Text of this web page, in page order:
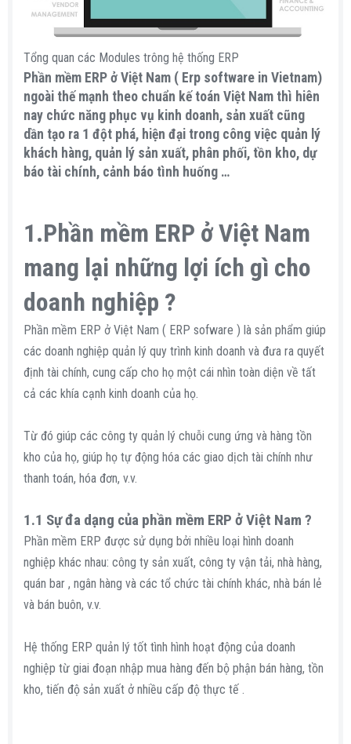
Tổng quan các Modules trông hệ thống ERP
Phần mềm ERP ở Việt Nam ( Erp software in Vietnam)
ngoài thế mạnh theo chuẩn kế toán Việt Nam thì hiên
nay chức năng phục vụ kinh doanh, sản xuất cũng
dần tạo ra 1 đột phá, hiện đại trong công việc quản lý
khách hàng, quản lý sản xuất, phân phối, tồn kho, dự
báo tài chính, cảnh báo tình huống …​
1.Phần mềm ERP ở Việt Nam
mang lại những lợi ích gì cho
doanh nghiệp ?​
Phần mềm ERP ở Việt Nam ( ERP sofware ) là sản phẩm giúp
các doanh nghiệp quản lý quy trình kinh doanh và đưa ra quyết
định tài chính, cung cấp cho họ một cái nhìn toàn diện về tất
cả các khía cạnh kinh doanh của họ.
Từ đó giúp các công ty quản lý chuỗi cung ứng và hàng tồn
kho của họ, giúp họ tự động hóa các giao dịch tài chính như
thanh toán, hóa đơn, v.v.
1.1 Sự đa dạng của phần mềm ERP ở Việt Nam ?​
Phần mềm ERP được sử dụng bởi nhiều loại hình doanh
nghiệp khác nhau: công ty sản xuất, công ty vận tải, nhà hàng,
quán bar , ngân hàng và các tổ chức tài chính khác, nhà bán lẻ
và bán buôn, v.v.
Hệ thống ERP quản lý tốt tình hình hoạt động của doanh
nghiệp từ giai đoạn nhập mua hàng đến bộ phận bán hàng, tồn
kho, tiến độ sản xuất ở nhiều cấp độ thực tế .